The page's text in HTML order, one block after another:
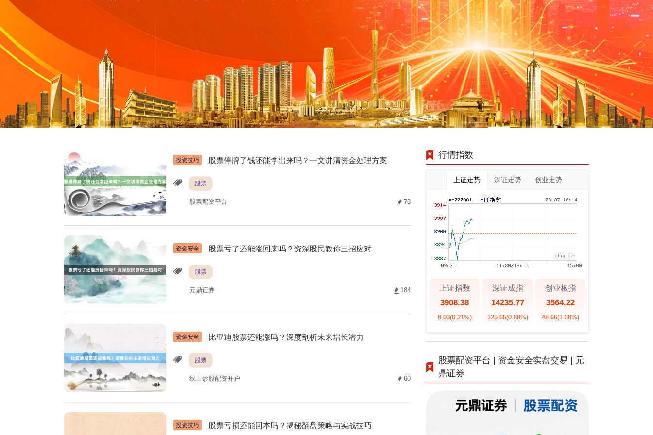
投资技巧 股票停牌了钱还能拿出来吗？一文讲清资金处理方案
股票
股票配资平台 78
资金安全 股票亏了还能涨回来吗？资深股民教你三招应对
股票
元鼎证券 184
资金安全 比亚迪股票还能涨吗？深度剖析未来增长潜力
股票
线上炒股配资开户 60
投资技巧 股票亏损还能回本吗？揭秘翻盘策略与实战技巧
行情指数
上证走势 深证走势 创业走势
上证指数
3908.38
8.03(0.21%)
深证成指
14235.77
125.65(0.89%)
创业板指
3564.22
48.66(1.38%)
股票配资平台 | 资金安全实盘交易 | 元
鼎证券